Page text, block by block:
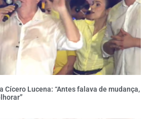
Cícero Lucena: “Antes falava de mudança,